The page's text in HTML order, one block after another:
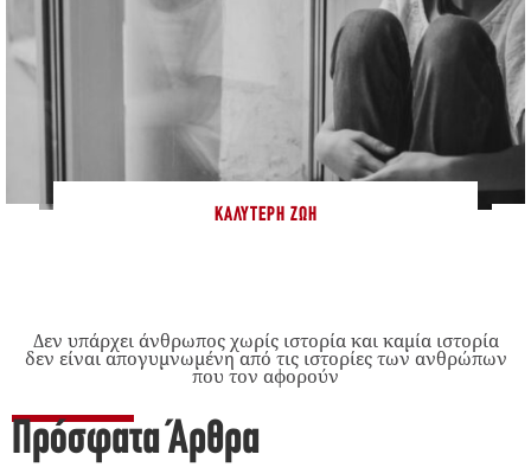
ΚΑΛΎΤΕΡΗ ΖΩΉ
Δεν υπάρχει άνθρωπος χωρίς ιστορία και καμία ιστορία
δεν είναι απογυμνωμένη από τις ιστορίες των ανθρώπων
που τον αφορούν
Πρόσφατα Άρθρα